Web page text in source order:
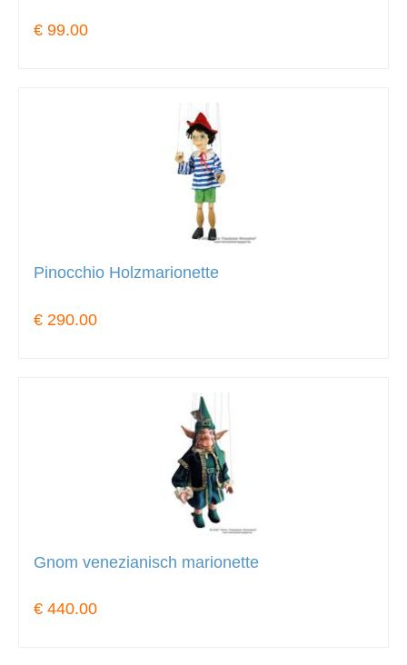
€ 99.00
Pinocchio Holzmarionette
€ 290.00
Gnom venezianisch marionette
€ 440.00